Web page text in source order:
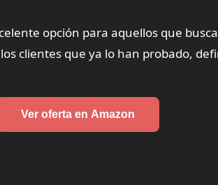
opción para aquellos que
clientes que ya lo han probado,
Ver oferta en Amazon